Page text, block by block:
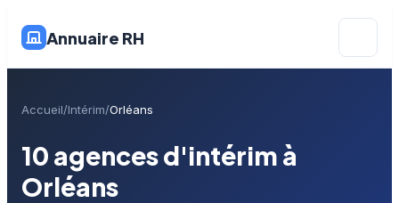
Annuaire RH
Accueil Intérim Orléans
10 agences d'intérim à
Orléans